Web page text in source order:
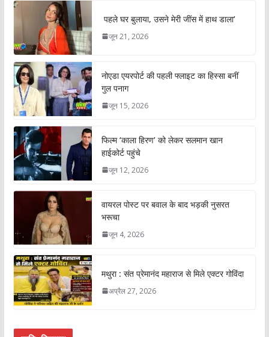
पहले घर बुलाया, उसने मेरी जींस में हाथ डाला’
जून 21, 2026
नोएडा एयरपोर्ट की पहली फ्लाइट का हिस्सा बनीं
गुल पनाग
जून 15, 2026
फिल्म ‘काला हिरण’ को लेकर सलमान खान
हाईकोर्ट पहुंचे
जून 12, 2026
वायरल पोस्ट पर बवाल के बाद भड़की नुसरत
भरूचा
जून 4, 2026
मथुरा : संत प्रेमानंद महाराज से मिले एक्टर गोविंदा
अप्रैल 27, 2026